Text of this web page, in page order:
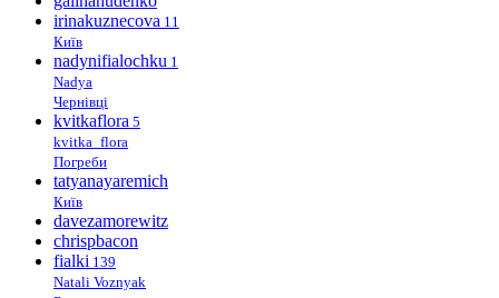
irinakuznecova 11
Київ
nadynifialochku 1
Nadya
Чернівці
kvitkaflora 5
kvitka_flora
Погреби
tatyanayaremich
Київ
davezamorewitz
chrispbacon
fialki 139
Natali Voznyak